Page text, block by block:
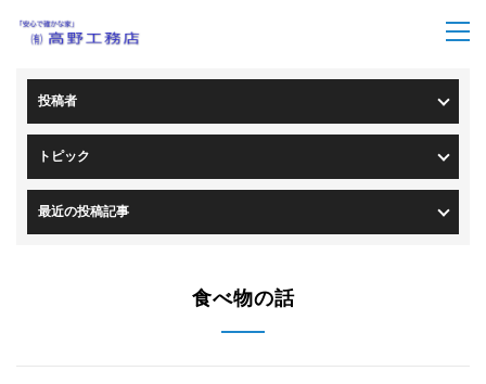
投稿者
トピック
最近の投稿記事
食べ物の話